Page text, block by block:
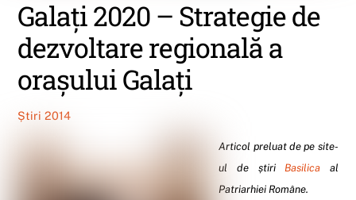
Galaţi 2020 – Strategie de
dezvoltare regională a
oraşului Galaţi
Știri 2014
Articol preluat de pe site-
ul de știriBasilica al
Patriarhiei Române.